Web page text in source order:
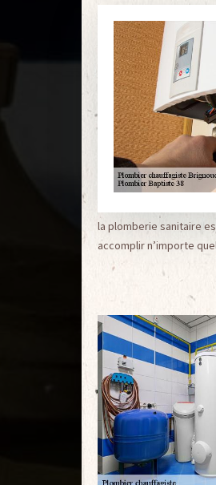
la plomberie sanitaire
accomplir n’importe